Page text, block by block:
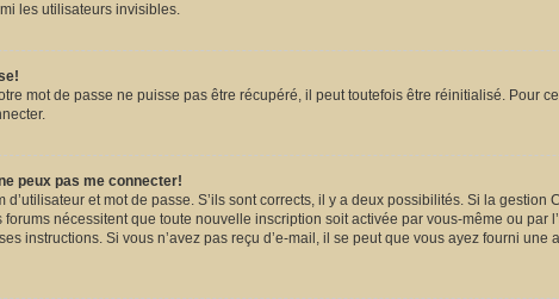
les utilisateurs invisibles.
mot de passe ne puisse pas être récupéré, il peut toutefois être réinitialisé. Pour
peux pas me connecter!
d’utilisateur et mot de passe. S’ils sont corrects, il y a deux possibilités. Si la
nécessitent que toute nouvelle inscription soit activée par vous-même ou
instructions. Si vous n’avez pas reçu d’e-mail, il se peut que vous ayez fourni